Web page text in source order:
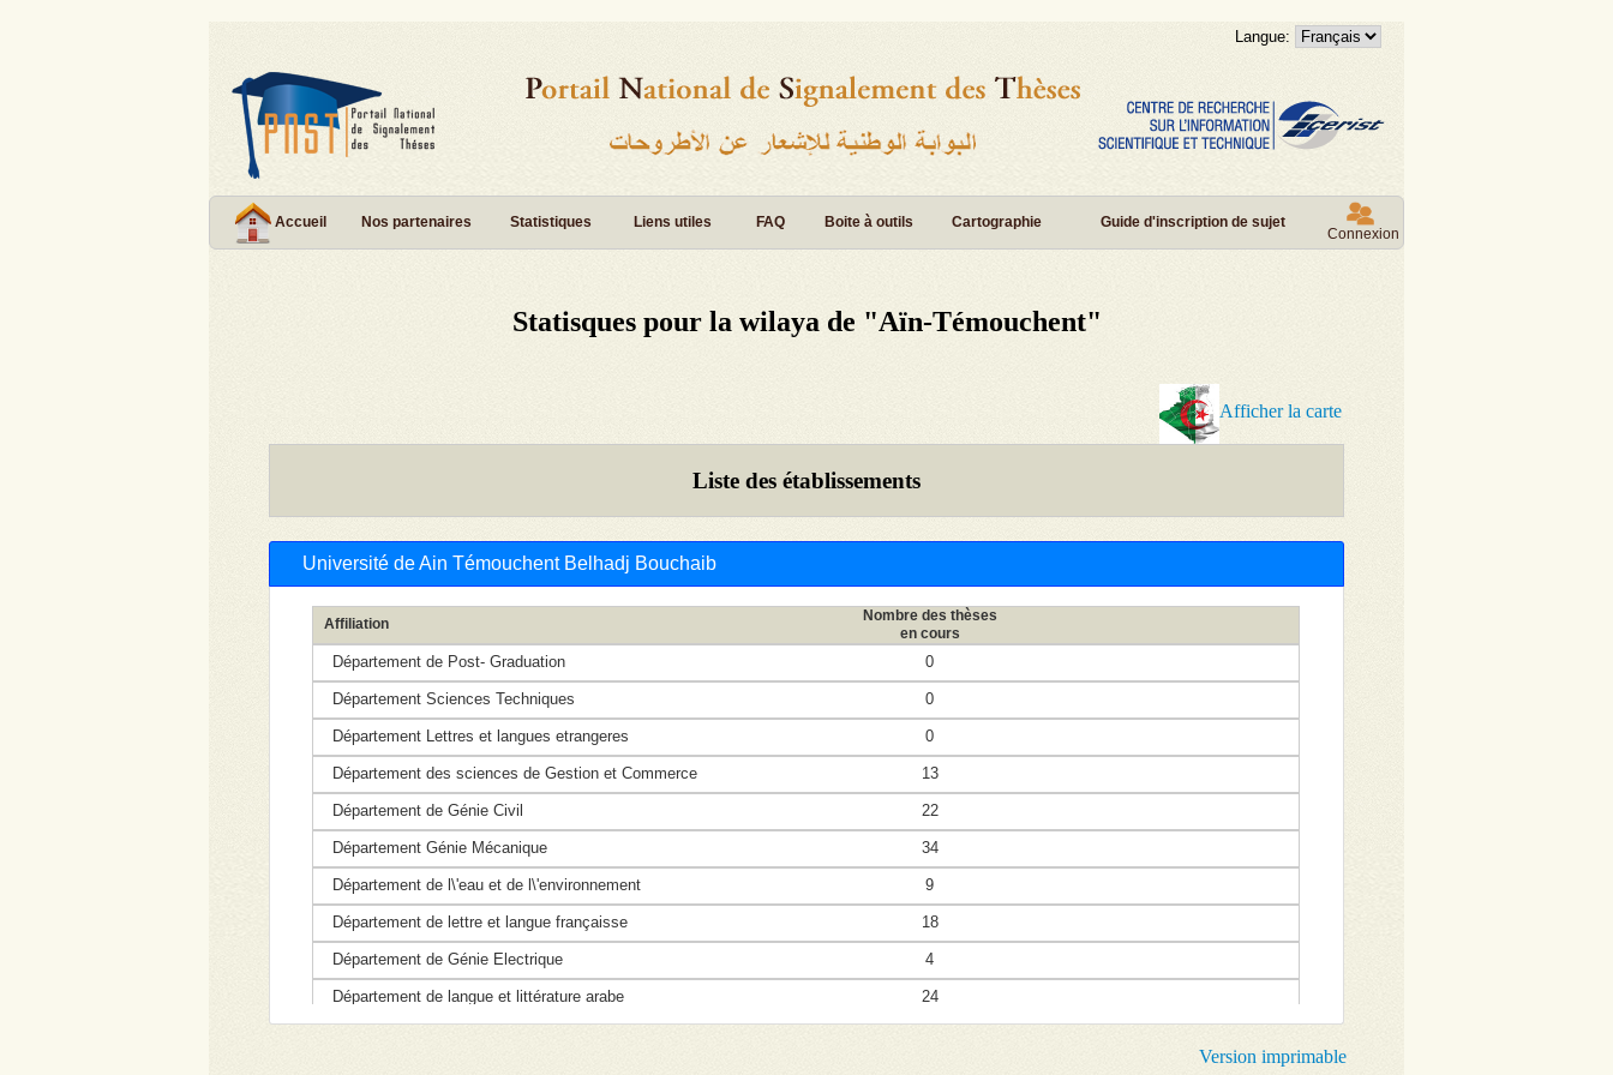
Langue:
Accueil Nos partenaires Statistiques Liens utiles FAQ Boite à outils Cartographie Guide d'inscription de sujet
Connexion
Statisques pour la wilaya de "Aïn-Témouchent"
Afficher la carte
Liste des établissements
Université de Ain Témouchent Belhadj Bouchaib
Affiliation
Nombre des thèses
en cours
Département de Post- Graduation 0
Département Sciences Techniques 0
Département Lettres et langues etrangeres 0
Département des sciences de Gestion et Commerce 13
Département de Génie Civil 22
Département Génie Mécanique 34
Département de l\'eau et de l\'environnement 9
Département de lettre et langue françaisse 18
Département de Génie Electrique 4
Département de langue et littérature arabe 24
Version imprimable